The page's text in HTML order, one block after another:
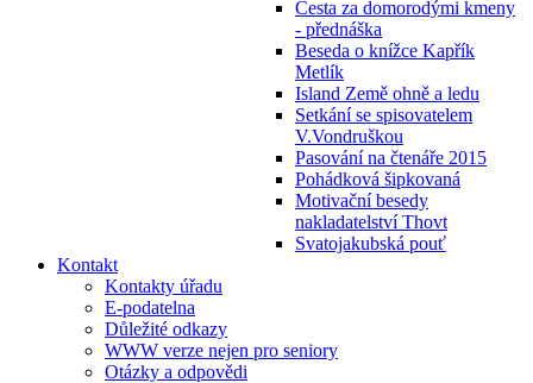
Cesta za domorodými kmeny
- přednáška
Beseda o knížce Kapřík
Metlík
Island Země ohně a ledu
Setkání se spisovatelem
V.Vondruškou
Pasování na čtenáře 2015
Pohádková šipkovaná
Motivační besedy
nakladatelství Thovt
Svatojakubská pouť
Kontakt
Kontakty úřadu
E-podatelna
Důležité odkazy
WWW verze nejen pro seniory
Otázky a odpovědi